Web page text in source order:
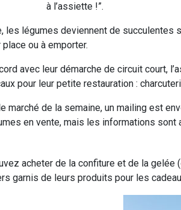
à l’assiette !”.
les légumes deviennent de succulentes
ou à emporter.
avec leur démarche de circuit court,
pour leur petite restauration :
marché de la semaine, un mailing est
en vente, mais les informations
acheter de la confiture et de la gelée
garnis de leurs produits pour les